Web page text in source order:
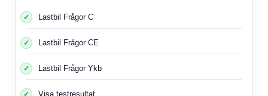
Lastbil Frågor C
Lastbil Frågor CE
Lastbil Frågor Ykb
Visa testresultat